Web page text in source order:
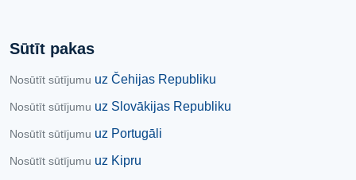
Sūtīt pakas
Nosūtīt sūtījumu uz Čehijas Republiku
Nosūtīt sūtījumu uz Slovākijas Republiku
Nosūtīt sūtījumu uz Portugāli
Nosūtīt sūtījumu uz Kipru